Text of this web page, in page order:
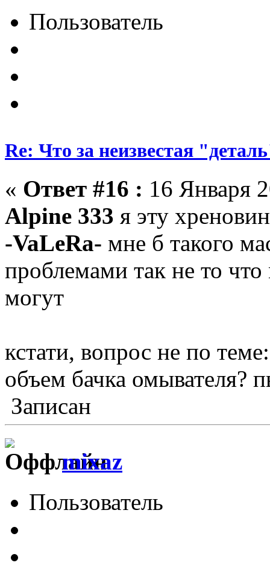
Пользователь
Re: Что за неизвестая
« Ответ #16 : 16 Января
Alpine 333 я эту
-VaLeRa- мне б такого
проблемами так не то что
могут
кстати, вопрос не по
объем бачка омывателя?
Записан
mixaz
Пользователь